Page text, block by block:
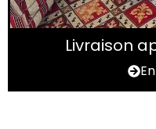
Livraison